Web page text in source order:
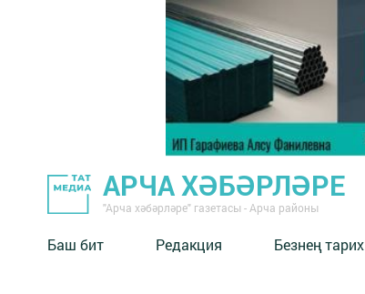
АРЧА ХӘБӘРЛӘРЕ
"Арча хәбәрләре" газетасы - Арча районы
Баш бит Редакция Безнең тарих